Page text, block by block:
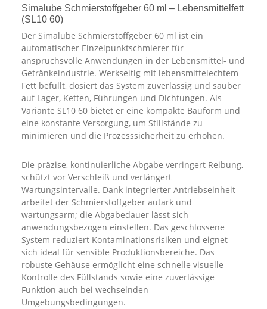
Simalube Schmierstoffgeber 60 ml – Lebensmittelfett
(SL10 60)
Der Simalube Schmierstoffgeber 60 ml ist ein
automatischer Einzelpunktschmierer für
anspruchsvolle Anwendungen in der Lebensmittel- und
Getränkeindustrie. Werkseitig mit lebensmittelechtem
Fett befüllt, dosiert das System zuverlässig und sauber
auf Lager, Ketten, Führungen und Dichtungen. Als
Variante SL10 60 bietet er eine kompakte Bauform und
eine konstante Versorgung, um Stillstände zu
minimieren und die Prozesssicherheit zu erhöhen.
Die präzise, kontinuierliche Abgabe verringert Reibung,
schützt vor Verschleiß und verlängert
Wartungsintervalle. Dank integrierter Antriebseinheit
arbeitet der Schmierstoffgeber autark und
wartungsarm; die Abgabedauer lässt sich
anwendungsbezogen einstellen. Das geschlossene
System reduziert Kontaminationsrisiken und eignet
sich ideal für sensible Produktionsbereiche. Das
robuste Gehäuse ermöglicht eine schnelle visuelle
Kontrolle des Füllstands sowie eine zuverlässige
Funktion auch bei wechselnden
Umgebungsbedingungen.